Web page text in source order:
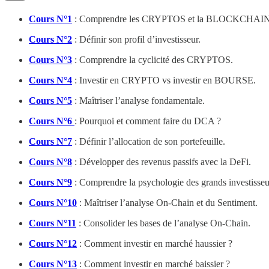
Cours N°1 : Comprendre les CRYPTOS et la
Cours N°2 : Définir son profil d’investisseur.
Cours N°3 : Comprendre la cyclicité des CRYPTOS.
Cours N°4 : Investir en CRYPTO vs investir en BOURSE.
Cours N°5 : Maîtriser l’analyse fondamentale.
Cours N°6 : Pourquoi et comment faire du DCA ?
Cours N°7 : Définir l’allocation de son portefeuille.
Cours N°8 : Développer des revenus passifs avec la DeFi.
Cours N°9 : Comprendre la psychologie des grands
Cours N°10 : Maîtriser l’analyse On-Chain et du Sentiment.
Cours N°11 : Consolider les bases de l’analyse On-Chain.
Cours N°12 : Comment investir en marché haussier ?
Cours N°13 : Comment investir en marché baissier ?